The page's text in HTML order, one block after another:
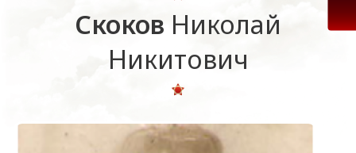
Скоков Николай
Никитович